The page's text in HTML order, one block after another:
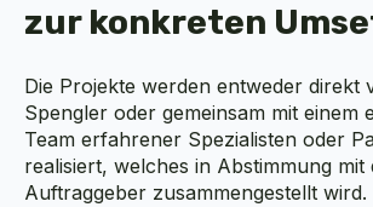
zur konkreten
Die Projekte werden entweder direkt
Spengler oder gemeinsam mit einem
Team erfahrener Spezialisten oder
realisiert, welches in Abstimmung mit
Auftraggeber zusammengestellt wird.